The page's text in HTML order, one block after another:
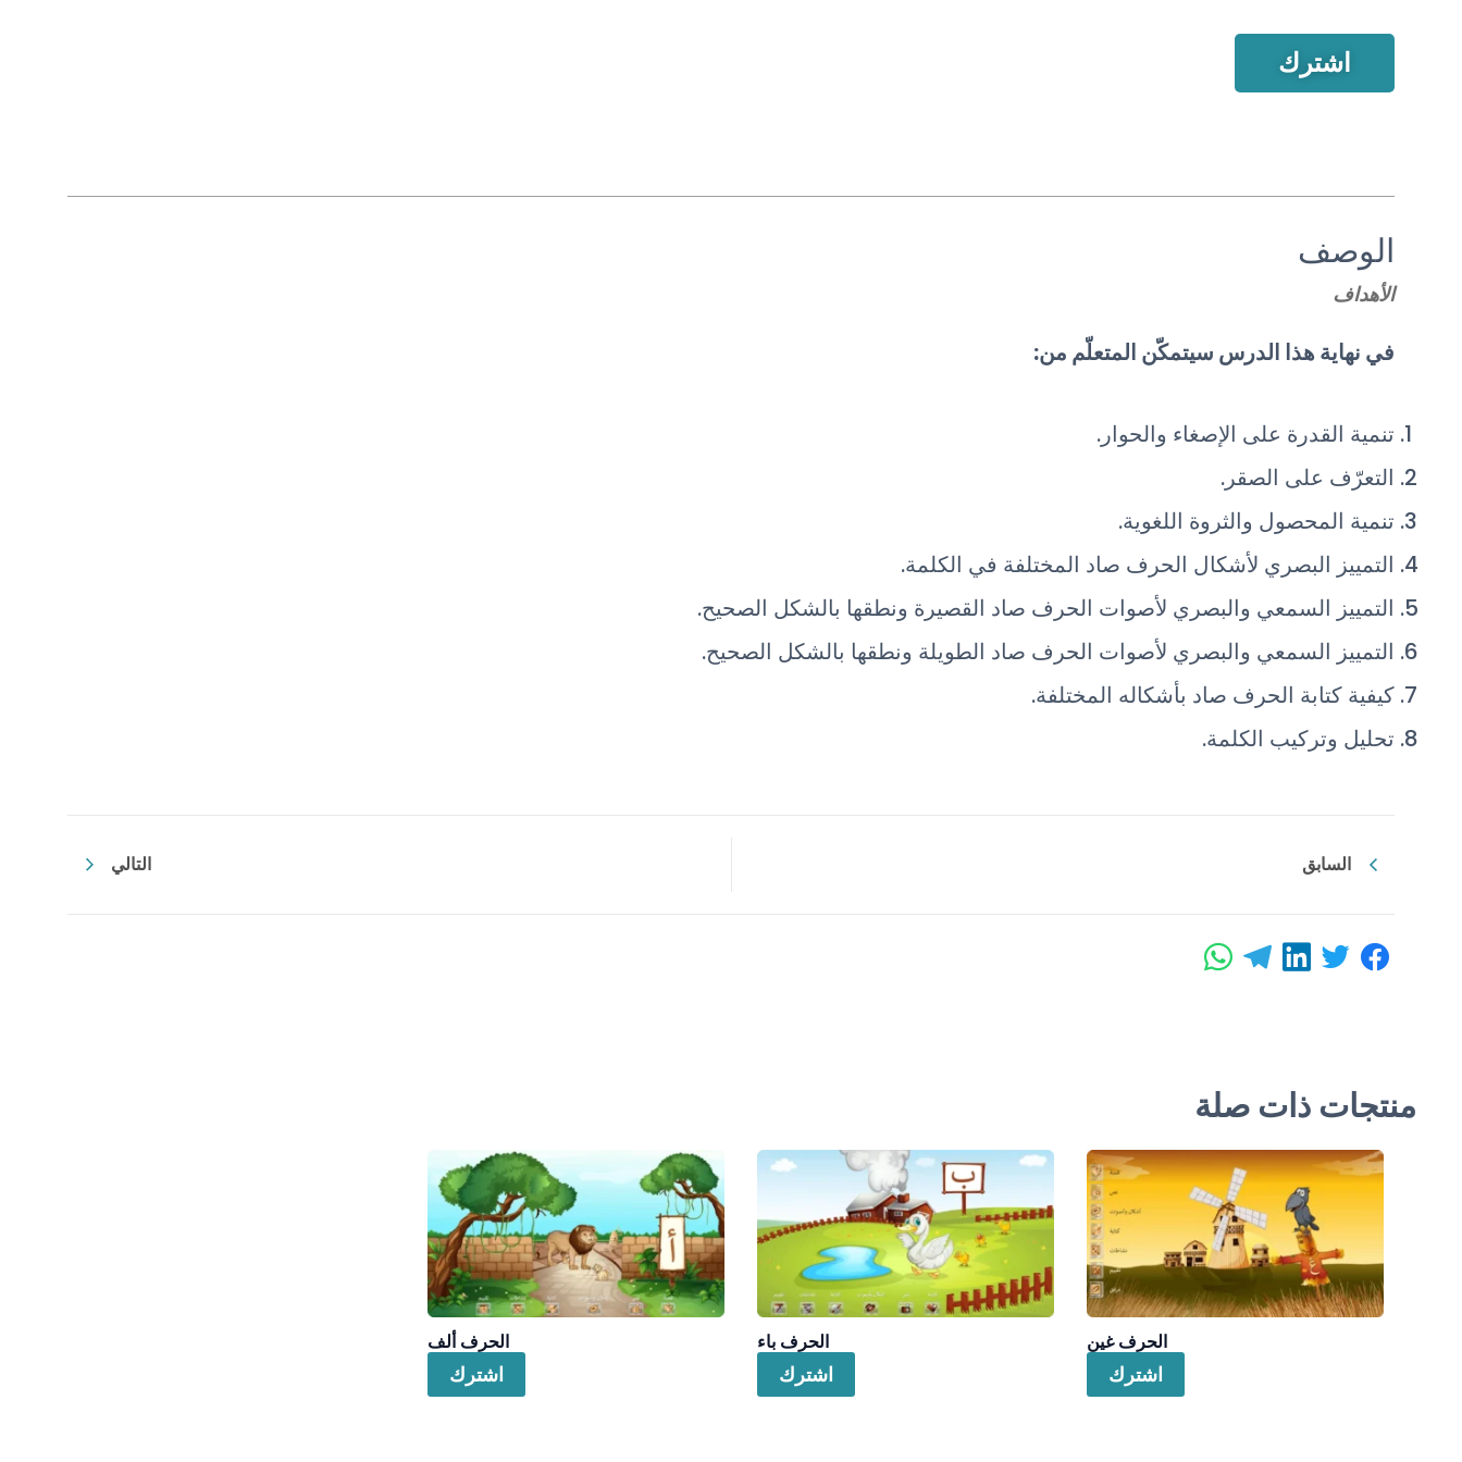
اشترك
الوصف
الأهداف
في نهاية هذا الدرس سيتمكّن المتعلّم من:
تنمية القدرة على الإصغاء والحوار.
التعرّف على الصقر.
تنمية المحصول والثروة اللغوية.
التمييز البصري لأشكال الحرف صاد المختلفة في الكلمة.
التمييز السمعي والبصري لأصوات الحرف صاد القصيرة ونطقها بالشكل الصحيح.
التمييز السمعي والبصري لأصوات الحرف صاد الطويلة ونطقها بالشكل الصحيح.
كيفية كتابة الحرف صاد بأشكاله المختلفة.
تحليل وتركيب الكلمة.
السابق التالي
منتجات ذات صلة
الحرف غين
اشترك
الحرف باء
اشترك
الحرف ألف
اشترك